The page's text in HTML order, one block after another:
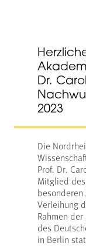
Dr.
2023
Die
Prof. Dr.
Mitglied
Verleihung
Rahmen
des
in Berlin